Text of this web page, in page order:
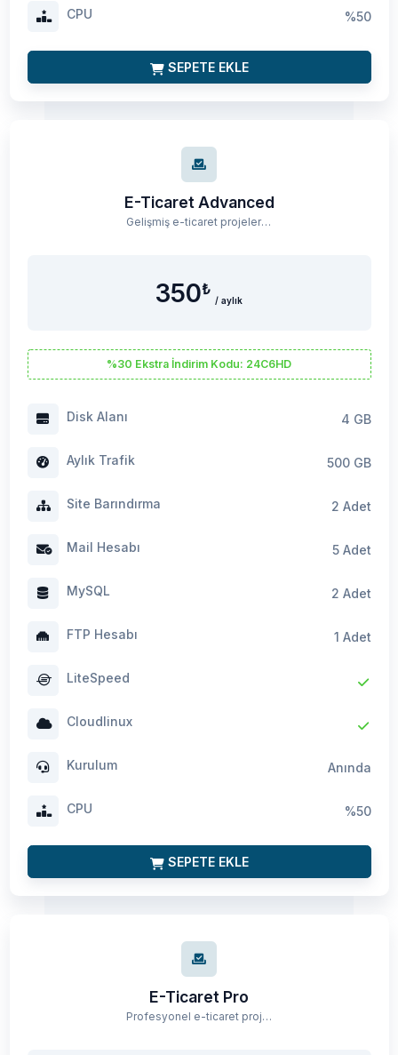
CPU %50
SEPETE EKLE
E-Ticaret Advanced
Gelişmiş e-ticaret projeleri için yüksek kapasiteli hızlı hosting paketi.
350₺
/ aylık
%30 Ekstra İndirim Kodu: 24C6HD
Disk Alanı 4 GB
Aylık Trafik 500 GB
Site Barındırma 2 Adet
Mail Hesabı 5 Adet
MySQL 2 Adet
FTP Hesabı 1 Adet
LiteSpeed
Cloudlinux
Kurulum Anında
CPU %50
SEPETE EKLE
E-Ticaret Pro
Profesyonel e-ticaret projeleri için yüksek trafikli güçlü hosting paketi.